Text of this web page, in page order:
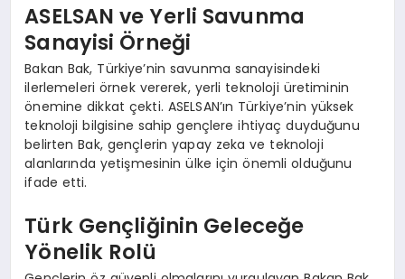
ASELSAN ve Yerli Savunma
Sanayisi Örneği
Bakan Bak, Türkiye’nin savunma sanayisindeki
ilerlemeleri örnek vererek, yerli teknoloji üretiminin
önemine dikkat çekti. ASELSAN’ın Türkiye’nin yüksek
teknoloji bilgisine sahip gençlere ihtiyaç duyduğunu
belirten Bak, gençlerin yapay zeka ve teknoloji
alanlarında yetişmesinin ülke için önemli olduğunu
ifade etti.
Türk Gençliğinin Geleceğe
Yönelik Rolü